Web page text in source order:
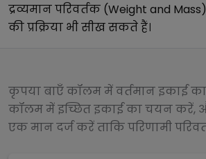
द्रव्यमान परिवर्तक (Weight and Mass)
की प्रक्रिया भी सीख सकते हैं।
कृपया बाएँ कॉलम में वर्तमान इकाई
कॉलम में इच्छित इकाई का चयन करें,
एक मान दर्ज करें ताकि परिणामी